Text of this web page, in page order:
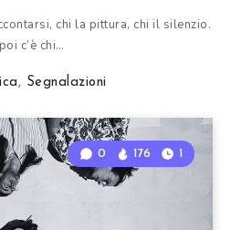
chi la pittura, chi il silenzio.
c’è chi…
, Segnalazioni
0 176 1